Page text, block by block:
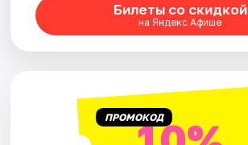
Билеты со скидкой
на Яндекс Афише
ПРОМОКОД